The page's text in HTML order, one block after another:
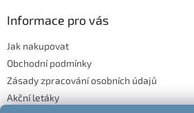
Informace pro vás
Jak nakupovat
Obchodní podmínky
Zásady zpracování osobních údajů
Akční letáky